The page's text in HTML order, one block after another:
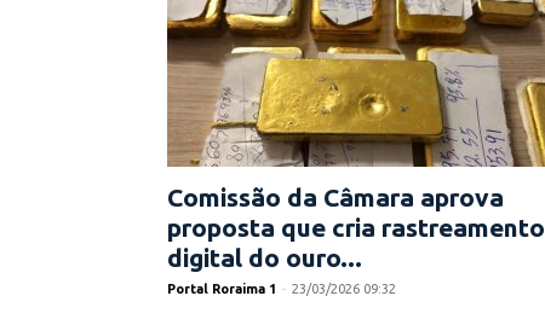
Comissão da Câmara aprova
proposta que cria rastreamento
digital do ouro...
Portal Roraima 1 - 23/03/2026 09:32